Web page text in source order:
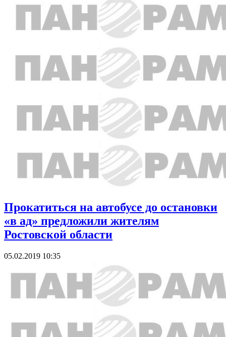
Прокатиться на автобусе до остановки
«в ад» предложили жителям
Ростовской области
05.02.2019 10:35